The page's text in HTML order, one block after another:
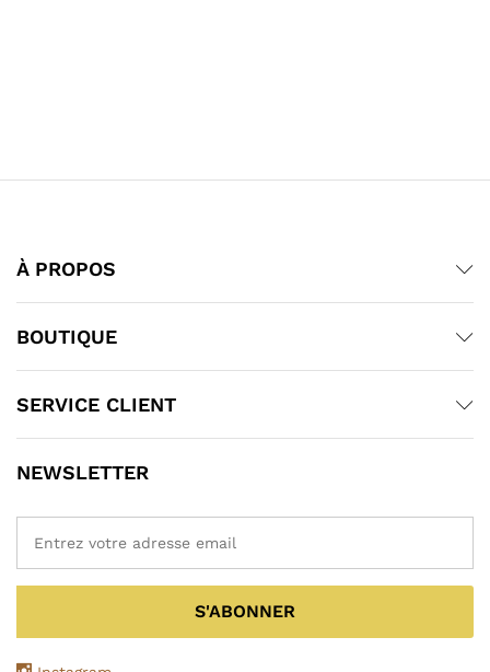
À PROPOS
BOUTIQUE
SERVICE CLIENT
NEWSLETTER